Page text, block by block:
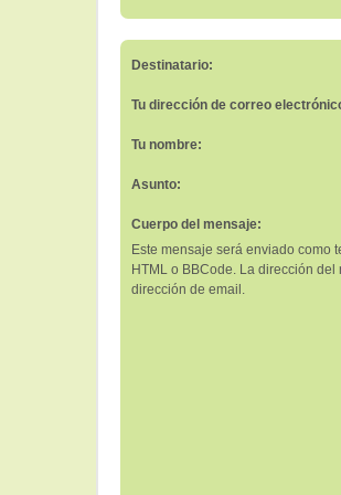
Destinatario:
Tu dirección de correo
Tu nombre:
Asunto:
Cuerpo del mensaje:
Este mensaje será enviado como
HTML o BBCode. La dirección del
dirección de email.